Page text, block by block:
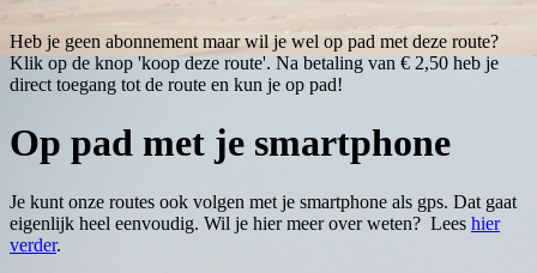
Heb je geen abonnement maar wil je wel op pad met deze route?
Klik op de knop 'koop deze route'. Na betaling van € 2,50 heb je
direct toegang tot de route en kun je op pad!
Op pad met je smartphone
Je kunt onze routes ook volgen met je smartphone als gps. Dat gaat
eigenlijk heel eenvoudig. Wil je hier meer over weten? Lees hier
verder.